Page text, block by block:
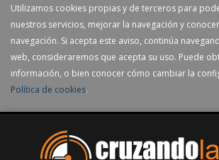
Utilizamos cookies propias y de terceros para
nuestros servicios, mejorar la navegación y
navegación. Si acepta este aviso, continúa
web, consideraremos que acepta su uso. Puede
información, o bien conocer cómo cambiar la
Política de cookies.